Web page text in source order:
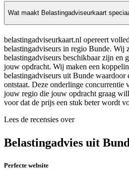
Wat maakt Belastingadviseurkaart
belastingadviseurkaart.nl opereert
belastingadviseurs in regio Bunde. Wij
belastingadviseurs beschikbaar zijn en
jouw opdracht. Wij maken een
belastingadviseurs uit Bunde
ontstaat. Deze onderlinge concurrentie
jouw regio die jouw opdracht graag
voor dat de prijs een stuk beter wordt
Lees de recensies over
Belastingadvies uit
Perfecte website